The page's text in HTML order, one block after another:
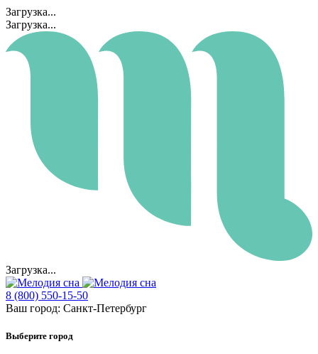
Загрузка...
Загрузка...
Загрузка...
8 (800) 550-15-50
Ваш город: Санкт-Петербург
Выберите город